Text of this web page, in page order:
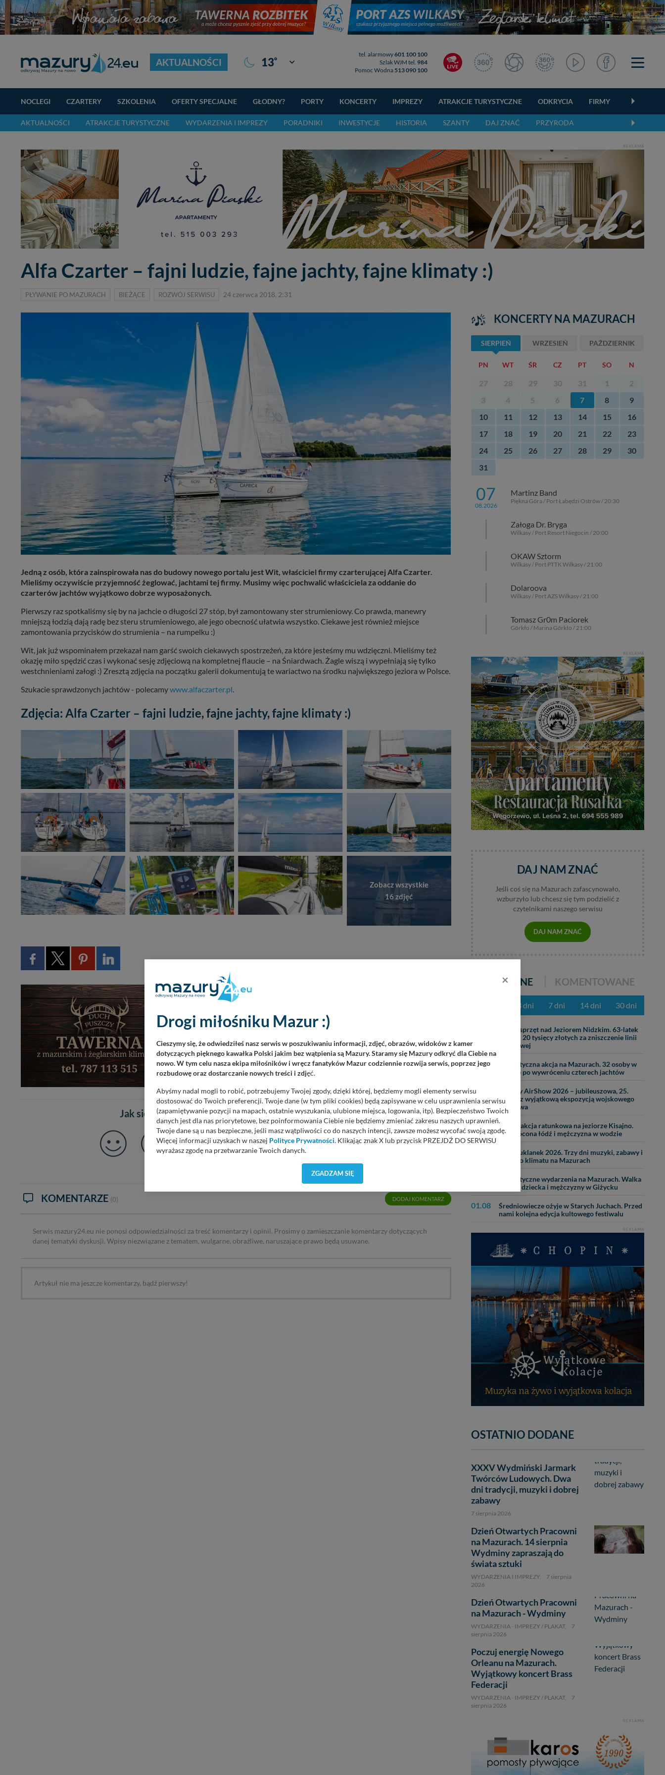
AKTUALNOŚCI 13° Giżycko
tel. alarmowy601 100 100
Szlak WJM tel. 984
Pomoc Wodna 513 090 100
NOCLEGI CZARTERY SZKOLENIA OFERTY SPECJALNE GŁODNY? PORTY KONCERTY IMPREZY ATRAKCJE TURYSTYCZNE ODKRYCIA FIRMY
AKTUALNOŚCI ATRAKCJE TURYSTYCZNE WYDARZENIA I IMPREZY PORADNIKI INWESTYCJE HISTORIA SZANTY DAJ ZNAĆ PRZYRODA
REKLAMA
Alfa Czarter – fajni ludzie, fajne jachty, fajne klimaty :)
PŁYWANIE PO MAZURACH BIEŻĄCE ROZWÓJ SERWISU 24 czerwca 2018, 2:31
Jedną z osób, która zainspirowała nas do budowy nowego portalu jest Wit, właściciel firmy czarterującej Alfa Czarter.
Mieliśmy oczywiście przyjemność żeglować, jachtami tej firmy. Musimy więc pochwalić właściciela za oddanie do
czarterów jachtów wyjątkowo dobrze wyposażonych.
Pierwszy raz spotkaliśmy się by na jachcie o długości 27 stóp, był zamontowany ster strumieniowy. Co prawda, manewry
mniejszą łodzią dają radę bez steru strumieniowego, ale jego obecność ułatwia wszystko. Ciekawe jest również miejsce
zamontowania przycisków do strumienia – na rumpelku :)
Wit, jak już wspominałem przekazał nam garść swoich ciekawych spostrzeżeń, za które jesteśmy mu wdzięczni. Mieliśmy też
okazję miło spędzić czas i wykonać sesję zdjęciową na kompletnej flaucie – na Śniardwach. Żagle wiszą i wypełniają się tylko
westchnieniami załogi :) Zresztą zdjęcia na początku galerii dokumentują te wariactwo na środku największego jeziora w Polsce.
Szukacie sprawdzonych jachtów - polecamywww.alfaczarter.pl.
Zdjęcia: Alfa Czarter – fajni ludzie, fajne jachty, fajne klimaty :)
Zobacz wszystkie
16 zdjęć
Jak się czujesz po przeczytaniu tego artykułu ?Głosów: 0
KOMENTARZE (0) DODAJ KOMENTARZ
Serwis mazury24.eu nie ponosi odpowiedzialności za treść komentarzy i opinii. Prosimy o zamieszczanie komentarzy dotyczących
danej tematyki dyskusji. Wpisy niezwiązane z tematem, wulgarne, obraźliwe, naruszające prawo będą usuwane.
Artykuł nie ma jeszcze komentarzy, bądź pierwszy!
KONCERTY NA MAZURACH
SIERPIEŃ WRZESIEŃ PAŹDZIERNIK
PN WT ŚR CZ PT SO N
27 28 29 30 31 1
2
3
4 5 6 7 8
9
10
11 12 13 14 15
16
17
18 19 20 21 22
23
24
25 26 27 28 29
30
31
07
08.2026
Martinz Band
Piękna Góra / Port Łabędzi Ostrów / 20:30
Załoga Dr. Bryga
Wilkasy / Port Resort Niegocin / 20:00
OKAW Sztorm
Wilkasy / Port PTTK Wilkasy / 21:00
Dolaroova
Wilkasy / Port AZS Wilkasy / 21:00
Tomasz Gr0m Paciorek
Górkło / Marina Górkło / 21:00
REKLAMA
DAJ NAM ZNAĆ
Jeśli coś się na Mazurach zafascynowało,
wzburzyło lub chcesz się tym podzielić z
czytelnikami naszego serwisu
DAJ NAM ZNAĆ
POPULARNE KOMENTOWANE
z ostatnich 3 dni 7 dni 14 dni 30 dni
Ciężki sprzęt nad Jeziorem Nidzkim. 63-latek
zapłaci 20 tysięcy złotych za zniszczenie linii
brzegowej
07.08
Dramatyczna akcja na Mazurach. 32 osoby w
wodzie po wywróceniu czterech jachtów
29.07
Mazury AirShow 2026 – jubileuszowa, 25.
edycja z wyjątkową ekspozycją wojskowego
lotnictwa
25.07
Nocna akcja ratunkowa na jeziorze Kisajno.
Wywrócona łódź i mężczyzna w wodzie
Dni Kruklanek 2026. Trzy dni muzyki, zabawy i
letniego klimatu na Mazurach
Dramatyczne wydarzenia na Mazurach. Walka
o życie dziecka i mężczyzny w Giżycku
01.08
Średniowiecze ożyje w Starych Juchach. Przed
nami kolejna edycja kultowego festiwalu
REKLAMA
OSTATNIO DODANE
XXXV Wydmiński Jarmark
Twórców Ludowych. Dwa
dni tradycji, muzyki i dobrej
zabawy
7 sierpnia 2026
Dzień Otwartych Pracowni
na Mazurach. 14 sierpnia
Wydminy zapraszają do
świata sztuki
WYDARZENIA I IMPREZY,
7 sierpnia
2026
Dzień Otwartych Pracowni
na Mazurach - Wydminy
WYDARZENIA - IMPREZY / PLAKAT,
7
sierpnia 2026
Poczuj energię Nowego
Orleanu na Mazurach.
Wyjątkowy koncert Brass
Federacji
WYDARZENIA - IMPREZY / PLAKAT,
7
sierpnia 2026
REKLAMA
×
Drogi miłośniku Mazur :)
Cieszymy się, że odwiedziłeś nasz serwis w poszukiwaniu informacji, zdjęć, obrazów, widoków z kamer
dotyczących pięknego kawałka Polski jakim bez wątpienia są Mazury. Staramy się Mazury odkryć dla Ciebie na
nowo. W tym celu nasza ekipa miłośników i wręcz fanatyków Mazur codziennie rozwija serwis, poprzez jego
rozbudowę oraz dostarczanie nowych treści i zdjęć.
Abyśmy nadal mogli to robić, potrzebujemy Twojej zgody, dzięki której, będziemy mogli elementy serwisu
dostosować do Twoich preferencji. Twoje dane (w tym pliki cookies) będą zapisywane w celu usprawnienia serwisu
(zapamiętywanie pozycji na mapach, ostatnie wyszukania, ulubione miejsca, logowania, itp). Bezpieczeństwo Twoich
danych jest dla nas priorytetowe, bez poinformowania Ciebie nie będziemy zmieniać zakresu naszych uprawnień.
Twoje dane są u nas bezpieczne, jeśli masz wątpliwości co do naszych intencji, zawsze możesz wycofać swoją zgodę.
Więcej informacji uzyskach w naszej Polityce Prywatności. Klikając znak X lub przycisk PRZEJDŹ DO SERWISU
wyrażasz zgodę na przetwarzanie Twoich danych.
Wyjątkiem jest sytuacja, gdy przekazanie Twoich danych jest elementem usługi (przekazanie danych z formularza
W każdej chwili możesz: zażądać dostępu do swoich danych, zażądać ich poprawienia lub usunięcia, zabronić ich
przetwarzania. Pamiętaj jednak, że nie zawsze jest możliwe techniczne zrealizowanie Twoich praw w odniesieniu do
ZGADZAM SIĘ